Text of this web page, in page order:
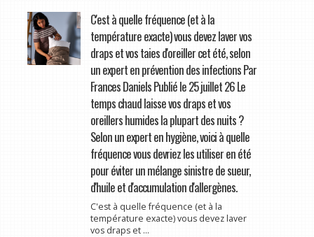
C'est à quelle fréquence (et à la
température exacte) vous devez laver vos
draps et vos taies d'oreiller cet été, selon
un expert en prévention des infections Par
Frances Daniels Publié le 25 juillet 26 Le
temps chaud laisse vos draps et vos
oreillers humides la plupart des nuits ?
Selon un expert en hygiène, voici à quelle
fréquence vous devriez les utiliser en été
pour éviter un mélange sinistre de sueur,
d'huile et d'accumulation d'allergènes.
C'est à quelle fréquence (et à la
température exacte) vous devez laver
vos draps et ...